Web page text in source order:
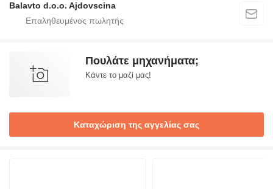
Balavto d.o.o. Ajdovscina
Πουλάτε μηχανήματα;
Κάντε το μαζί μας!
Καταχώριση της αγγελίας σας